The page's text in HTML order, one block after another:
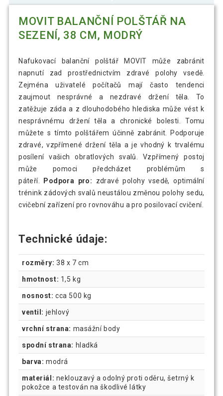
MOVIT BALANČNÍ POLŠTÁŘ NA
SEZENÍ, 38 CM, MODRÝ
Nafukovací balanční polštář MOVIT může zabránit
napnutí zad prostřednictvím zdravé polohy vsedě.
Zejména uživatelé počítačů mají často tendenci
zaujmout nesprávné a nezdravé držení těla. To
zatěžuje záda a z dlouhodobého hlediska může vést k
nesprávnému držení těla a chronické bolesti. Tomu
můžete s tímto polštářem účinně zabránit. Podporuje
zdravé, vzpřímené držení těla a je vhodný k trvalému
posílení vašich obratlových svalů. Vzpřímený postoj
může pomoci předcházet problémům s
páteří.
Podpora pro: zdravé polohy vsedě, optimální
trénink zádových svalů neustálou změnou polohy sedu,
cvičební zařízení pro rovnováhu a pro posilovací cvičení.
Technické údaje:
rozměry:38 x 7 cm
hmotnost: 1,5 kg
nosnost:cca 500 kg
ventil: jehlový
vrchní strana: masážní body
spodní strana: hladká
barva:modrá
materiál: neklouzavý a odolný proti oděru, šetrný k
pokožce a testován na škodlivé látky